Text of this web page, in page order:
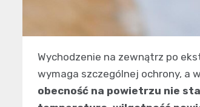
Wychodzenie na zewnątrz po
wymaga szczególnej ochrony, a
obecność na powietrzu nie